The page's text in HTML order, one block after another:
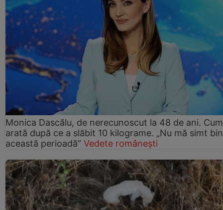
Monica Dascălu, de nerecunoscut la 48 de ani. Cum
arată după ce a slăbit 10 kilograme. „Nu mă simt
această perioadă” Vedete românești